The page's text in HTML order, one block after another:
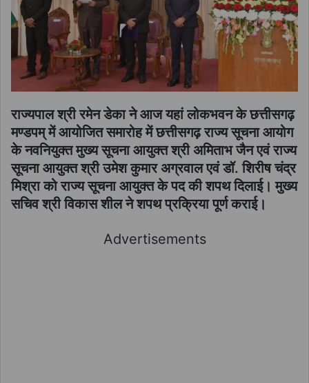
राज्यपाल श्री रमेन डेका ने आज यहां लोकभवन के छत्तीसगढ़
मण्डपम् में आयोजित समारोह में छत्तीसगढ़ राज्य सूचना आयोग
के नवनियुक्त मुख्य सूचना आयुक्त श्री अमिताभ जैन एवं राज्य
सूचना आयुक्त श्री उमेश कुमार अग्रवाल एवं डॉ. शिरीष चंद्र
मिश्रा को राज्य सूचना आयुक्त के पद की शपथ दिलाई। मुख्य
सचिव श्री विकास शील ने शपथ प्रक्रिया पूर्ण कराई।
Advertisements